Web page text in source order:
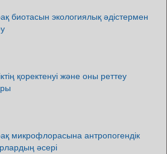
биотасын экологиялық әдістермен
қоректенуі және оны реттеу
микрофлорасына антропогендік
әсері